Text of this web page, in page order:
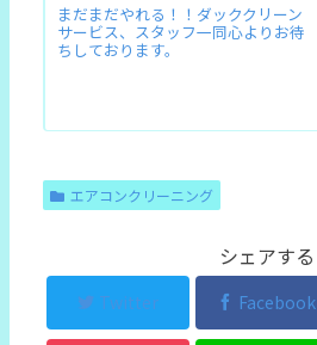
まだまだやれる！！ダッククリーン
サービス、スタッフ一同心よりお待
ちしております。
エアコンクリーニング
シェアする
Twitter Facebook